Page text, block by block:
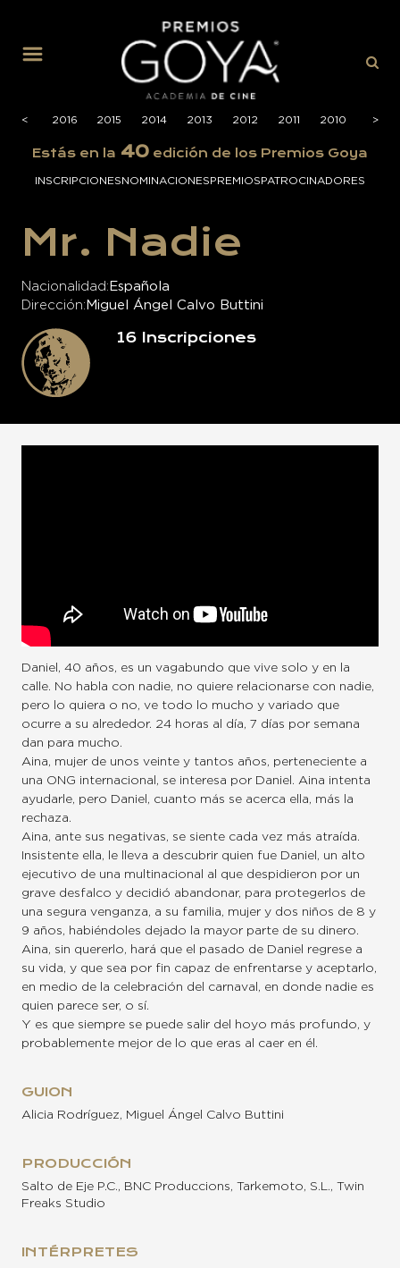
<
2017 2016 2015 2014 2013 2012 2011 2010 2009
>
Estás en la 40 edición de los Premios Goya
INSCRIPCIONESNOMINACIONESPREMIOSPATROCINADORES
Mr. Nadie
Nacionalidad Española
Dirección Miguel Ángel Calvo Buttini
16 Inscripciones
Daniel, 40 años, es un vagabundo que vive solo y en la
calle. No habla con nadie, no quiere relacionarse con nadie,
pero lo quiera o no, ve todo lo mucho y variado que
ocurre a su alrededor. 24 horas al día, 7 días por semana
dan para mucho.
Aina, mujer de unos veinte y tantos años, perteneciente a
una ONG internacional, se interesa por Daniel. Aina intenta
ayudarle, pero Daniel, cuanto más se acerca ella, más la
rechaza.
Aina, ante sus negativas, se siente cada vez más atraída.
Insistente ella, le lleva a descubrir quien fue Daniel, un alto
ejecutivo de una multinacional al que despidieron por un
grave desfalco y decidió abandonar, para protegerlos de
una segura venganza, a su familia, mujer y dos niños de 8 y
9 años, habiéndoles dejado la mayor parte de su dinero.
Aina, sin quererlo, hará que el pasado de Daniel regrese a
su vida, y que sea por fin capaz de enfrentarse y aceptarlo,
en medio de la celebración del carnaval, en donde nadie es
quien parece ser, o sí.
Y es que siempre se puede salir del hoyo más profundo, y
probablemente mejor de lo que eras al caer en él.
GUION
Alicia Rodríguez, Miguel Ángel Calvo Buttini
PRODUCCIÓN
Salto de Eje P.C., BNC Produccions, Tarkemoto, S.L., Twin
Freaks Studio
INTÉRPRETES